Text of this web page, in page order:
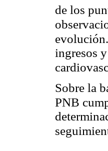
de los
evolución.
ingresos
Sobre la
PNB